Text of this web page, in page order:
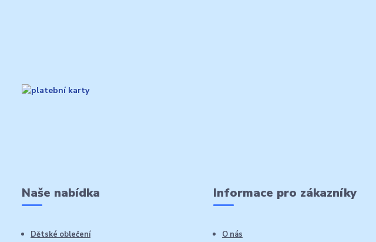
Naše nabídka
Dětské oblečení
Informace pro zákazníky
O nás